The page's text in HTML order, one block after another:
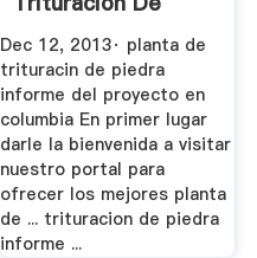
Piedra YouTube
Dec 12, 2013· planta de
trituracin de piedra
informe del proyecto en
columbia En primer lugar
darle la bienvenida a visitar
nuestro portal para
ofrecer los mejores planta
de ... trituracion de piedra
informe ...